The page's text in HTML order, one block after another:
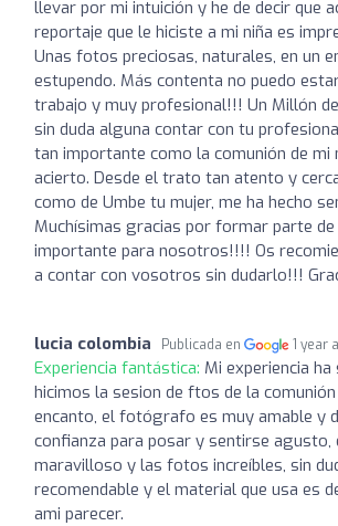
llevar por mi intuición y he de decir que
reportaje que le hiciste a mi niña es
Unas fotos preciosas, naturales, en un
estupendo. Más contenta no puedo
trabajo y muy profesional!!! Un Millón
sin duda alguna contar con tu
tan importante como la comunión de mi
acierto. Desde el trato tan atento y
como de Umbe tu mujer, me ha hecho
Muchísimas gracias por formar parte
importante para nosotros!!!! Os
a contar con vosotros sin dudarlo!!!
lucia colombia Publicada en 1 year
Experiencia fantástica: Mi experiencia
hicimos la sesion de ftos de la
encanto, el fotógrafo es muy amable y
confianza para posar y sentirse agusto,
maravilloso y las fotos increíbles, sin
recomendable y el material que usa es
ami parecer.